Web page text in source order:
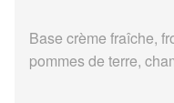
Base crème fraîche,
pommes de terre,